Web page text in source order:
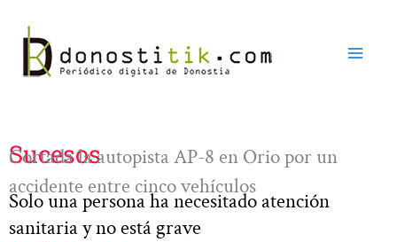
contenido
Sucesos
Cortada la autopista AP-8 en Orio por un
accidente entre cinco vehículos
Solo una persona ha necesitado atención
sanitaria y no está grave